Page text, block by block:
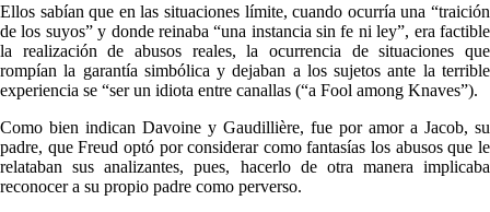
Ellos sabían que en las situaciones límite, cuando ocurría una “traición
de los suyos” y donde reinaba “una instancia sin fe ni ley”, era factible
la realización de abusos reales, la ocurrencia de situaciones que
rompían la garantía simbólica y dejaban a los sujetos ante la terrible
experiencia se “ser un idiota entre canallas (“a Fool among Knaves”).
Como bien indican Davoine y Gaudillière, fue por amor a Jacob, su
padre, que Freud optó por considerar como fantasías los abusos que le
relataban sus analizantes, pues, hacerlo de otra manera implicaba
reconocer a su propio padre como perverso.